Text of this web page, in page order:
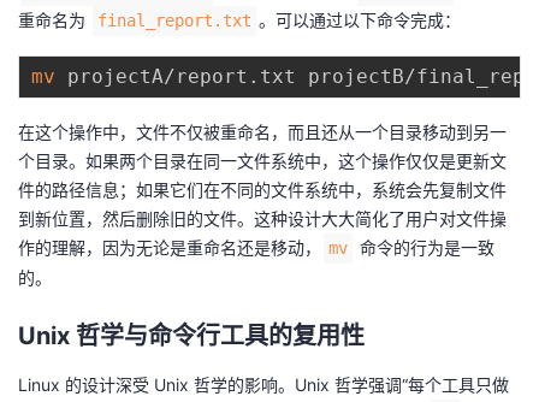
重命名为 final_report.txt 。可以通过以下命令完成：
mv
在这个操作中，文件不仅被重命名，而且还从一个目录移动到另一
个目录。如果两个目录在同一文件系统中，这个操作仅仅是更新文
件的路径信息；如果它们在不同的文件系统中，系统会先复制文件
到新位置，然后删除旧的文件。这种设计大大简化了用户对文件操
作的理解，因为无论是重命名还是移动，
mv
命令的行为是一致
的。
Unix 哲学与命令行工具的复用性
Linux 的设计深受 Unix 哲学的影响。Unix 哲学强调“每个工具只做